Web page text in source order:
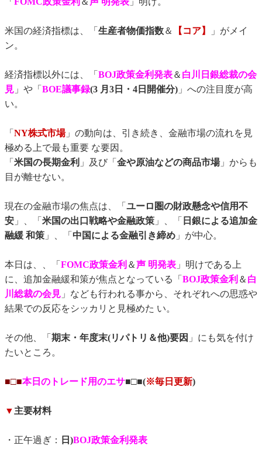
米国の経済指標は、「 生産者物価指数＆ 【コア】
」がメイ
ン。
経済指標以外には、「 BOJ政策金利発表＆ 白川日銀総裁の会
見 」や「 BOE議事録(3 月3日・4日開催分) 」への注目度が高
い。
「 NY株式市場」の動向は、引き続き、金融市場の流れを見
極める上で最も重要 な要因。
「 米国の長期金利 」及び「 金や原油などの商品市場」からも
目が離せない。
現在の金融市場の焦点は、「 ユーロ圏の財政懸念や信用不
安 」、「 米国の出口戦略や金融政策 」、「 日銀による追加金
融緩 和策 」、「 中国による金融引き締め 」が中心。
本日は、、「 FOMC政策金利 ＆声 明発表 」明けである上
に、追加金融緩和策が焦点となっている「 BOJ政策金利 ＆ 白
川総裁の会見 」なども行われる事から、それぞれへの思惑や
結果での反応をシッカリと見極めた い。
その他、「 期末・年度末(リパトリ＆他)要因 」にも気を付け
たいところ。
■□■本日のトレード用のエサ■□■(※毎日更新)
▼主要材料
・正午過ぎ： 日)BOJ政策金利発表